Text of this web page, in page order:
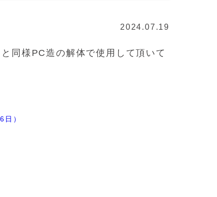
2024.07.19
同様PC造の解体で使用して頂いて
）